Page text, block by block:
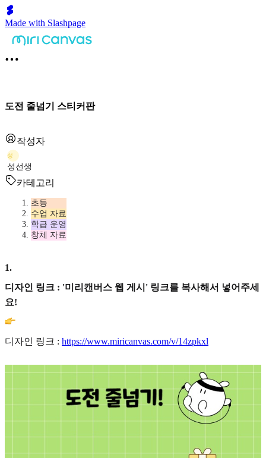
Made with Slashpage
도전 줄넘기 스티커판
작성자
성
성선생
카테고리
초등
수업 자료
학급 운영
창체 자료
1.
디자인 링크 : '미리캔버스 웹 게시' 링크를 복사해서 넣어주세
요!
디자인 링크 : https://www.miricanvas.com/v/14zpkxl